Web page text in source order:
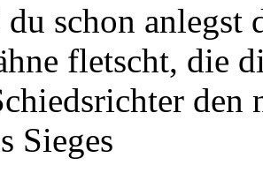
schon anlegst
fletscht, die
den
Sieges